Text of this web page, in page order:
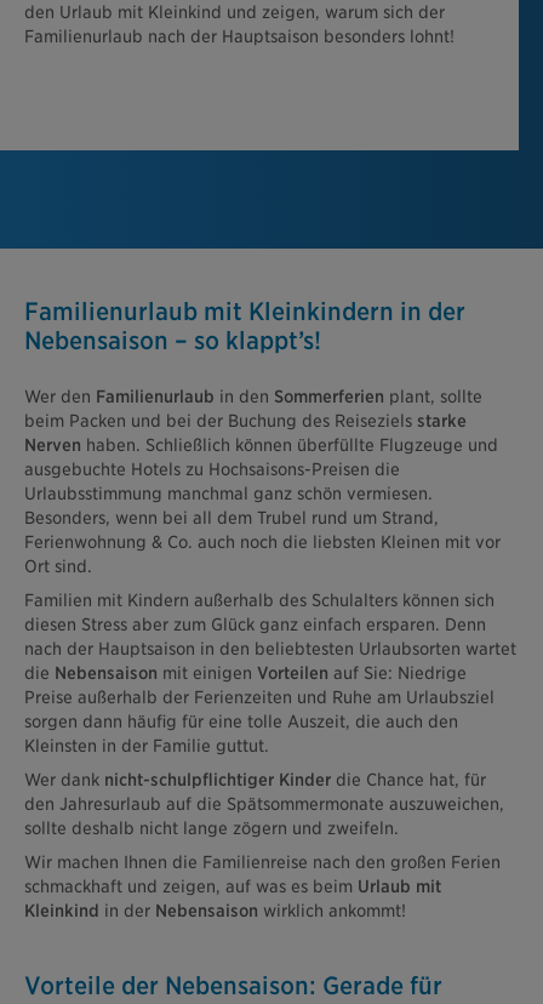
den Urlaub mit Kleinkind und zeigen, warum sich der
Familienurlaub nach der Hauptsaison besonders lohnt!
Familienurlaub mit Kleinkindern in der
Nebensaison – so klappt’s!
Wer den Familienurlaub in den Sommerferien plant, sollte
beim Packen und bei der Buchung des Reiseziels starke
Nerven haben. Schließlich können überfüllte Flugzeuge und
ausgebuchte Hotels zu Hochsaisons-Preisen die
Urlaubsstimmung manchmal ganz schön vermiesen.
Besonders, wenn bei all dem Trubel rund um Strand,
Ferienwohnung & Co. auch noch die liebsten Kleinen mit vor
Ort sind.
Familien mit Kindern außerhalb des Schulalters können sich
diesen Stress aber zum Glück ganz einfach ersparen. Denn
nach der Hauptsaison in den beliebtesten Urlaubsorten wartet
die Nebensaison mit einigen Vorteilen auf Sie: Niedrige
Preise außerhalb der Ferienzeiten und Ruhe am Urlaubsziel
sorgen dann häufig für eine tolle Auszeit, die auch den
Kleinsten in der Familie guttut.
Wer dank nicht-schulpflichtiger Kinder die Chance hat, für
den Jahresurlaub auf die Spätsommermonate auszuweichen,
sollte deshalb nicht lange zögern und zweifeln.
Wir machen Ihnen die Familienreise nach den großen Ferien
schmackhaft und zeigen, auf was es beim Urlaub mit
Kleinkind in der Nebensaison wirklich ankommt!
Vorteile der Nebensaison: Gerade für